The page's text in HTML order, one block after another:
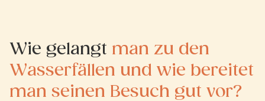
Wie gelangt man zu den
Wasserfällen und wie bereitet
man seinen Besuch gut vor?